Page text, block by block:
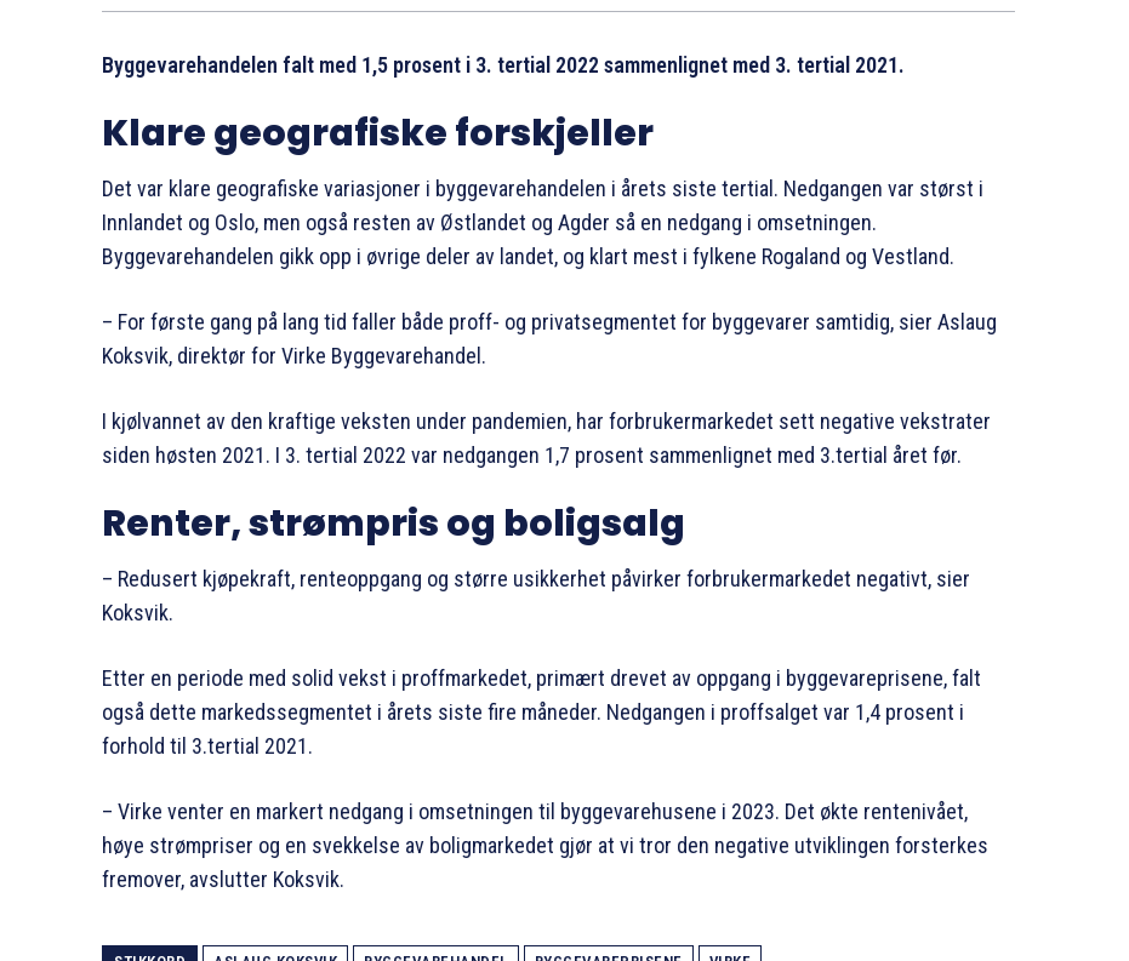
Byggevarehandelen falt med 1,5 prosent i 3. tertial 2022 sammenlignet med 3. tertial 2021.
Klare geografiske forskjeller
Det var klare geografiske variasjoner i byggevarehandelen i årets siste tertial. Nedgangen var størst i
Innlandet og Oslo, men også resten av Østlandet og Agder så en nedgang i omsetningen.
Byggevarehandelen gikk opp i øvrige deler av landet, og klart mest i fylkene Rogaland og Vestland.
– For første gang på lang tid faller både proff- og privatsegmentet for byggevarer samtidig, sier Aslaug
Koksvik, direktør for Virke Byggevarehandel.
I kjølvannet av den kraftige veksten under pandemien, har forbrukermarkedet sett negative vekstrater
siden høsten 2021. I 3. tertial 2022 var nedgangen 1,7 prosent sammenlignet med 3.tertial året før.
Renter, strømpris og boligsalg
– Redusert kjøpekraft, renteoppgang og større usikkerhet påvirker forbrukermarkedet negativt, sier
Koksvik.
Etter en periode med solid vekst i proffmarkedet, primært drevet av oppgang i byggevareprisene, falt
også dette markedssegmentet i årets siste fire måneder. Nedgangen i proffsalget var 1,4 prosent i
forhold til 3.tertial 2021.
– Virke venter en markert nedgang i omsetningen til byggevarehusene i 2023. Det økte rentenivået,
høye strømpriser og en svekkelse av boligmarkedet gjør at vi tror den negative utviklingen forsterkes
fremover, avslutter Koksvik.